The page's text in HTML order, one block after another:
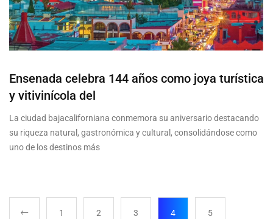
Ensenada celebra 144 años como joya turística
y vitivinícola del
La ciudad bajacaliforniana conmemora su aniversario destacando
su riqueza natural, gastronómica y cultural, consolidándose como
uno de los destinos más
1 2 3 4 5